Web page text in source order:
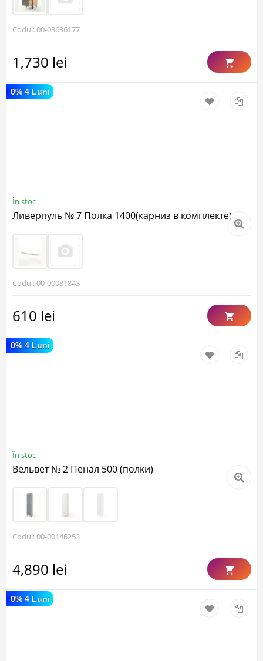
Codul: 00-03636177
1,730 lei
În stoc
Ливерпуль № 7 Полка 1400(карниз в комплекте)
Codul: 00-00081843
610 lei
0% 4 Luni
În stoc
Вельвет № 2 Пенал 500 (полки)
Codul: 00-00146253
4,890 lei
0% 4 Luni
0% 4 Luni